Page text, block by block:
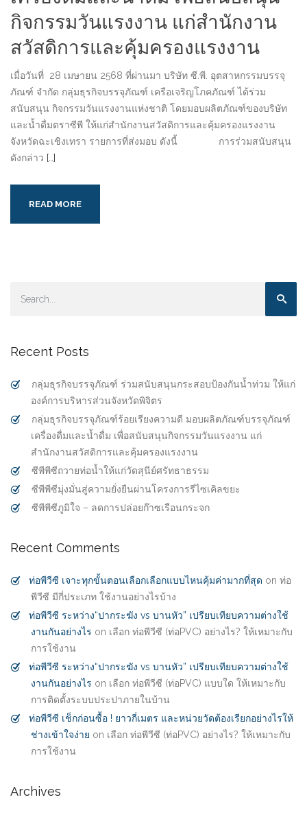
กิจกรรมวันแรงงาน แก่สำนักงาน
สวัสดิการและคุ้มครองแรงงาน
เมื่อวันที่ 28 เมษายน 2568 ที่ผ่านมา บริษัท ซี.พี. อุตสาหกรรมบรรจุ
ภัณฑ์ จำกัด กลุ่มธุรกิจบรรจุภัณฑ์ เครือเจริญโภคภัณฑ์ ได้ร่วม
สนับสนุน กิจกรรมวันแรงงานแห่งชาติ โดยมอบผลิตภัณฑ์ของบริษัท
และน้ำดื่มตราซีพี ให้แก่สำนักงานสวัสดิการและคุ้มครองแรงงาน
จังหวัดฉะเชิงเทรา รายการที่ส่งมอบ ดังนี้ การร่วมสนับสนุน
ดังกล่าว […]
READ MORE
Recent Posts
กลุ่มธุรกิจบรรจุภัณฑ์ ร่วมสนับสนุนกระสอบป้องกันน้ำท่วม ให้แก่
องค์การบริหารส่วนจังหวัดพิจิตร
กลุ่มธุรกิจบรรจุภัณฑ์ร้อยเรียงความดี มอบผลิตภัณฑ์บรรจุภัณฑ์
เครื่องดื่มและน้ำดื่ม เพื่อสนับสนุนกิจกรรมวันแรงงาน แก่
สำนักงานสวัสดิการและคุ้มครองแรงงาน
ซีพีพีซีถวายท่อน้ำให้แก่วัดสุนีย์ศรัทธาธรรม
ซีพีพีซีมุ่งมั่นสู่ความยั่งยืนผ่านโครงการรีไซเคิลขยะ
ซีพีพีซีภูมิใจ – ลดการปล่อยก๊าซเรือนกระจก
Recent Comments
ท่อพีวีซี เจาะทุกขั้นตอนเลือกเลือกแบบไหนคุ้มค่ามากที่สุด on ท่อ
พีวีซี มีกี่ประเภท ใช้งานอย่างไรบ้าง
ท่อพีวีซี ระหว่าง“ปากระฆัง vs บานหัว” เปรียบเทียบความต่างใช้
งานกันอย่างไร on เลือก ท่อพีวีซี (ท่อPVC) อย่างไร? ให้เหมาะกับ
การใช้งาน
ท่อพีวีซี ระหว่าง“ปากระฆัง vs บานหัว” เปรียบเทียบความต่างใช้
งานกันอย่างไร on เลือก ท่อพีวีซี (ท่อPVC) แบบใด ให้เหมาะกับ
การติดตั้งระบบประปาภายในบ้าน
ท่อพีวีซี เช็กก่อนซื้อ ! ยาวกี่เมตร และหน่วยวัดต้องเรียกอย่างไรให้
ช่างเข้าใจง่าย on เลือก ท่อพีวีซี (ท่อPVC) อย่างไร? ให้เหมาะกับ
การใช้งาน
Archives